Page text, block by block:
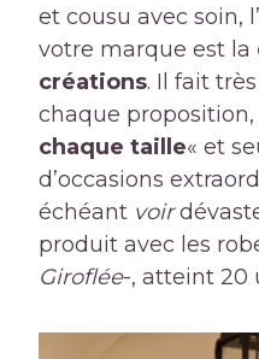
et cousu avec soin,
votre marque est la
créations. Il fait
chaque proposition,
chaque taille« et
d’occasions
échéant voir
produit avec les
Giroflée-, atteint 20